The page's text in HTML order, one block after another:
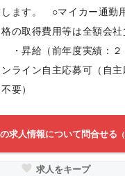
します。 ○マイカー通勤
の取得費用等は全額会
・昇給（前年度実績：２
イン自主応募可（自主
要）
求人情報について問合せる
求人をキープ